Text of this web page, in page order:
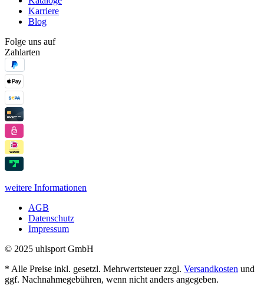
Karriere
Blog
Folge uns auf
Zahlarten
weitere Informationen
AGB
Datenschutz
Impressum
© 2025 uhlsport GmbH
* Alle Preise inkl. gesetzl. Mehrwertsteuer zzgl. Versandkosten und
ggf. Nachnahmegebühren, wenn nicht anders angegeben.